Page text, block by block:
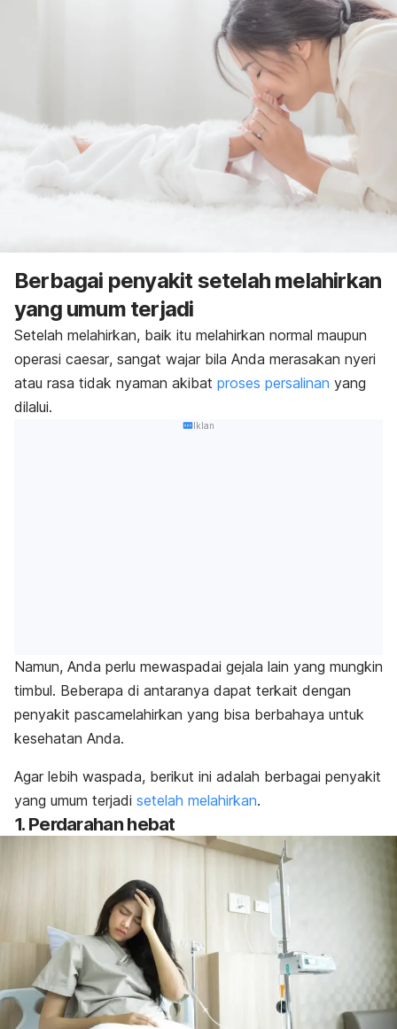
Berbagai penyakit setelah melahirkan
yang umum terjadi
Setelah melahirkan, baik itu melahirkan normal maupun
operasi caesar, sangat wajar bila Anda merasakan nyeri
atau rasa tidak nyaman akibat proses persalinan yang
dilalui.
Iklan
Namun, Anda perlu mewaspadai gejala lain yang mungkin
timbul. Beberapa di antaranya dapat terkait dengan
penyakit pascamelahirkan yang bisa berbahaya untuk
kesehatan Anda.
Agar lebih waspada, berikut ini adalah berbagai penyakit
yang umum terjadi setelah melahirkan.
1. Perdarahan hebat